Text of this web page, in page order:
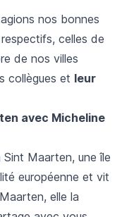
nos bonnes
celles de
de nos villes
collègues et leur
avec Micheline
Maarten, une île
européenne et vit
elle la